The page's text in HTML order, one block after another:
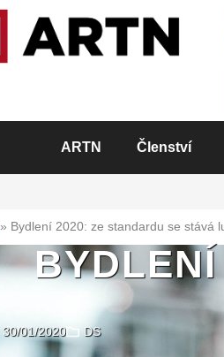
ARTN Členství
» Bydlení 2020: ze standardu se stává
30/01/2020 DS